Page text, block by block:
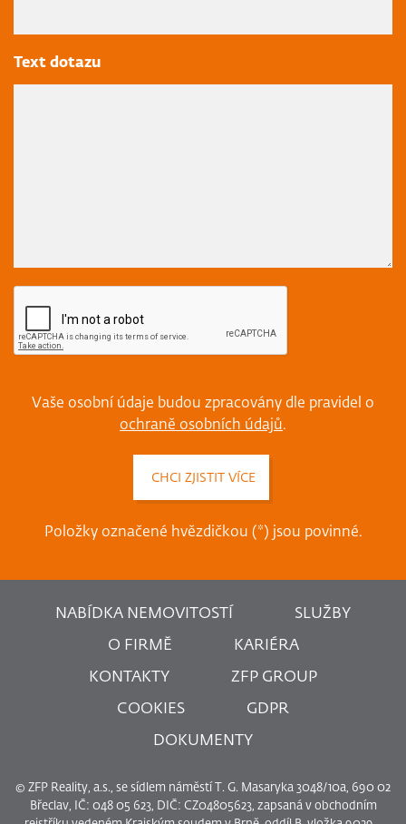
Text dotazu
Vaše osobní údaje budou zpracovány dle pravidel o
ochraně osobních údajů.
Položky označené hvězdičkou (*) jsou povinné.
NABÍDKA NEMOVITOSTÍ SLUŽBY
O FIRMĚ KARIÉRA
KONTAKTY ZFP GROUP
COOKIES GDPR
DOKUMENTY
© ZFP Reality, a.s., se sídlem náměstí T. G. Masaryka 3048/10a, 690 02
Břeclav, IČ: 048 05 623, DIČ: CZ04805623, zapsaná v obchodním